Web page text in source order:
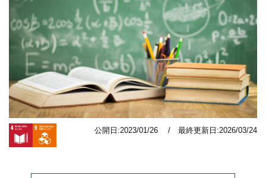
公開日:2023/01/26 / 最終更新日:2026/03/24